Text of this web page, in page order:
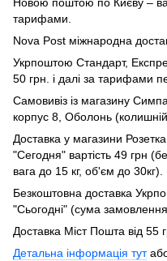
тарифами.
Nova Post міжнародна
Укрпоштою Стандарт,
50 грн. і далі за тарифами
Самовивіз із магазину
корпус 8, Оболонь
Доставка у магазини Розетка
"Сегодня" вартість 49 грн
вага до 15 кг, об'єм до 30кг).
Безкоштовна доставка
"Сьогодні" (сума
Доставка Міст Пошта від 55
Детальна інформація тут